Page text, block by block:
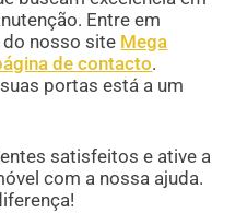
Entre em
nosso site Mega
de contacto.
portas está a um
satisfeitos e ative a
com a nossa ajuda.